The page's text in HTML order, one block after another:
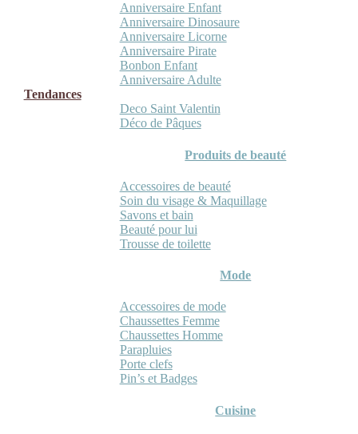
Anniversaire Enfant
Anniversaire Dinosaure
Anniversaire Licorne
Anniversaire Pirate
Bonbon Enfant
Anniversaire Adulte
Tendances
Deco Saint Valentin
Déco de Pâques
Produits de beauté
Accessoires de beauté
Soin du visage & Maquillage
Savons et bain
Beauté pour lui
Trousse de toilette
Mode
Accessoires de mode
Chaussettes Femme
Chaussettes Homme
Parapluies
Porte clefs
Pin’s et Badges
Cuisine